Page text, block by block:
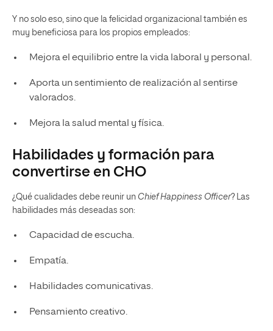
Y no solo eso, sino que la felicidad organizacional también es
muy beneficiosa para los propios empleados:
Mejora el equilibrio entre la vida laboral y personal.
Aporta un sentimiento de realización al sentirse
valorados.
Mejora la salud mental y física.
Habilidades y formación para
convertirse en CHO
¿Qué cualidades debe reunir un Chief Happiness Officer? Las
habilidades más deseadas son:
Capacidad de escucha.
Empatía.
Habilidades comunicativas.
Pensamiento creativo.